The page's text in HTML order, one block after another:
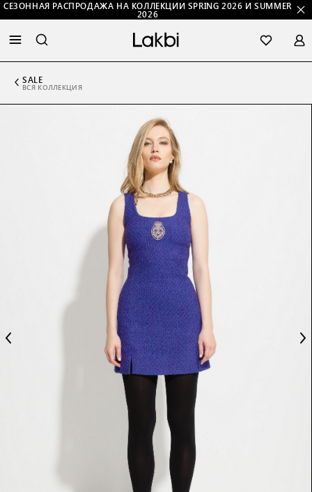
СЕЗОННАЯ РАСПРОДАЖА НА КОЛЛЕКЦИИ SPRING 2026 И SUMMER
2026
SALE
ВСЯ КОЛЛЕКЦИЯ